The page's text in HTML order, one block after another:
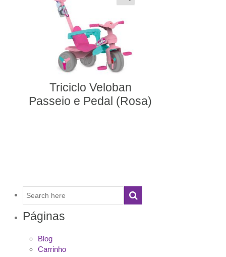
207: Velobaby Passeio
e Pedal Gatinho
Páginas
Blog
Carrinho